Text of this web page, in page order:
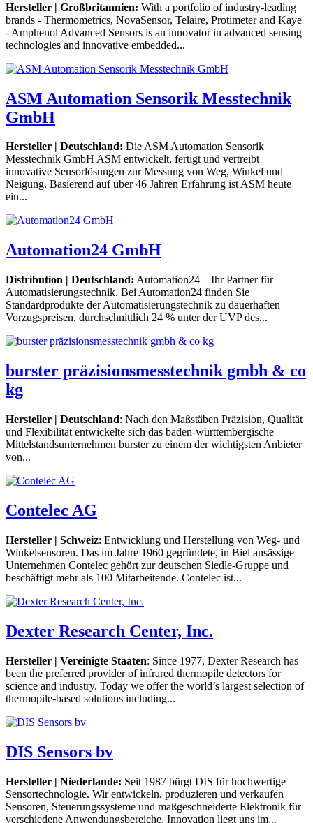
Hersteller | Großbritannien: With a portfolio of industry-leading
brands - Thermometrics, NovaSensor, Telaire, Protimeter and Kaye
- Amphenol Advanced Sensors is an innovator in advanced sensing
technologies and innovative embedded...
ASM Automation Sensorik Messtechnik
GmbH
Hersteller | Deutschland: Die ASM Automation Sensorik
Messtechnik GmbH ASM entwickelt, fertigt und vertreibt
innovative Sensorlösungen zur Messung von Weg, Winkel und
Neigung. Basierend auf über 46 Jahren Erfahrung ist ASM heute
ein...
Automation24 GmbH
Distribution | Deutschland: Automation24 – Ihr Partner für
Automatisierungstechnik. Bei Automation24 finden Sie
Standardprodukte der Automatisierungstechnik zu dauerhaften
Vorzugspreisen, durchschnittlich 24 % unter der UVP des...
burster präzisionsmesstechnik gmbh & co
kg
Hersteller | Deutschland: Nach den Maßstäben Präzision, Qualität
und Flexibilität entwickelte sich das baden-württembergische
Mittelstandsunternehmen burster zu einem der wichtigsten Anbieter
von...
Contelec AG
Hersteller | Schweiz: Entwicklung und Herstellung von Weg- und
Winkelsensoren. Das im Jahre 1960 gegründete, in Biel ansässige
Unternehmen Contelec gehört zur deutschen Siedle-Gruppe und
beschäftigt mehr als 100 Mitarbeitende. Contelec ist...
Dexter Research Center, Inc.
Hersteller | Vereinigte Staaten: Since 1977, Dexter Research has
been the preferred provider of infrared thermopile detectors for
science and industry. Today we offer the world’s largest selection of
thermopile-based solutions including...
DIS Sensors bv
Hersteller | Niederlande: Seit 1987 bürgt DIS für hochwertige
Sensortechnologie. Wir entwickeln, produzieren und verkaufen
Sensoren, Steuerungssysteme und maßgeschneiderte Elektronik für
verschiedene Anwendungsbereiche. Innovation liegt uns im...